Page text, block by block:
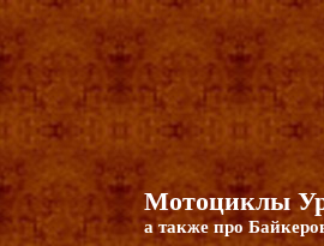
Мотоциклы
а также про